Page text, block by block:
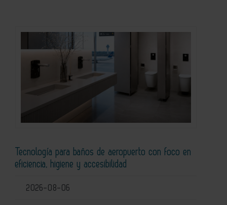
Tecnología para baños de aeropuerto con foco en
eficiencia, higiene y accesibilidad
2026-08-06